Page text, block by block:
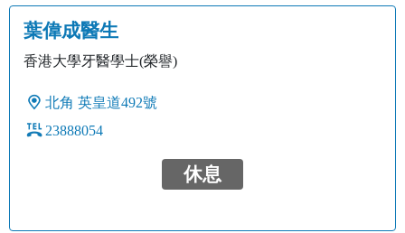
葉偉成醫生
香港大學牙醫學士(榮譽)
北角 英皇道492號
23888054
休息